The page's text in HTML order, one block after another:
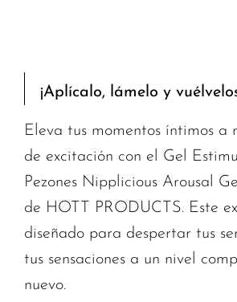
¡Aplícalo, lámelo y
Eleva tus momentos íntimos a
de excitación con el Gel
Pezones Nipplicious Arousal
de HOTT PRODUCTS. Este
diseñado para despertar tus
tus sensaciones a un nivel
nuevo.